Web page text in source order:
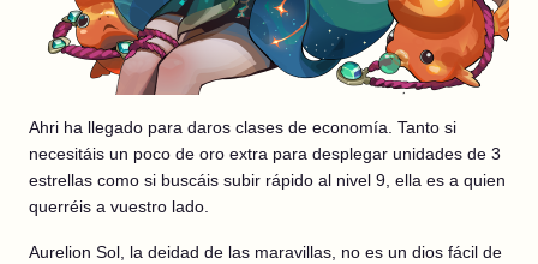
Ahri ha llegado para daros clases de economía. Tanto si
necesitáis un poco de oro extra para desplegar unidades de 3
estrellas como si buscáis subir rápido al nivel 9, ella es a quien
querréis a vuestro lado.
Aurelion Sol, la deidad de las maravillas, no es un dios fácil de